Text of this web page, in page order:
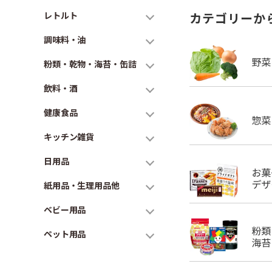
レトルト
調味料・油
粉類・乾物・海苔・缶詰
飲料・酒
健康食品
キッチン雑貨
日用品
紙用品・生理用品他
ベビー用品
ペット用品
カテゴリーか